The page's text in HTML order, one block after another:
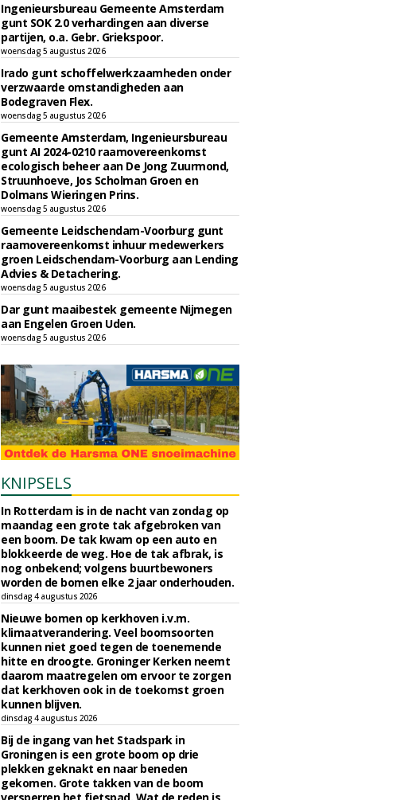
Ingenieursbureau Gemeente Amsterdam
gunt SOK 2.0 verhardingen aan diverse
partijen, o.a. Gebr. Griekspoor.
woensdag 5 augustus 2026
Irado gunt schoffelwerkzaamheden onder
verzwaarde omstandigheden aan
Bodegraven Flex.
woensdag 5 augustus 2026
Gemeente Amsterdam, Ingenieursbureau
gunt AI 2024-0210 raamovereenkomst
ecologisch beheer aan De Jong Zuurmond,
Struunhoeve, Jos Scholman Groen en
Dolmans Wieringen Prins.
woensdag 5 augustus 2026
Gemeente Leidschendam-Voorburg gunt
raamovereenkomst inhuur medewerkers
groen Leidschendam-Voorburg aan Lending
Advies & Detachering.
woensdag 5 augustus 2026
Dar gunt maaibestek gemeente Nijmegen
aan Engelen Groen Uden.
woensdag 5 augustus 2026
KNIPSELS
In Rotterdam is in de nacht van zondag op
maandag een grote tak afgebroken van
een boom. De tak kwam op een auto en
blokkeerde de weg. Hoe de tak afbrak, is
nog onbekend; volgens buurtbewoners
worden de bomen elke 2 jaar onderhouden.
dinsdag 4 augustus 2026
Nieuwe bomen op kerkhoven i.v.m.
klimaatverandering. Veel boomsoorten
kunnen niet goed tegen de toenemende
hitte en droogte. Groninger Kerken neemt
daarom maatregelen om ervoor te zorgen
dat kerkhoven ook in de toekomst groen
kunnen blijven.
dinsdag 4 augustus 2026
Bij de ingang van het Stadspark in
Groningen is een grote boom op drie
plekken geknakt en naar beneden
gekomen. Grote takken van de boom